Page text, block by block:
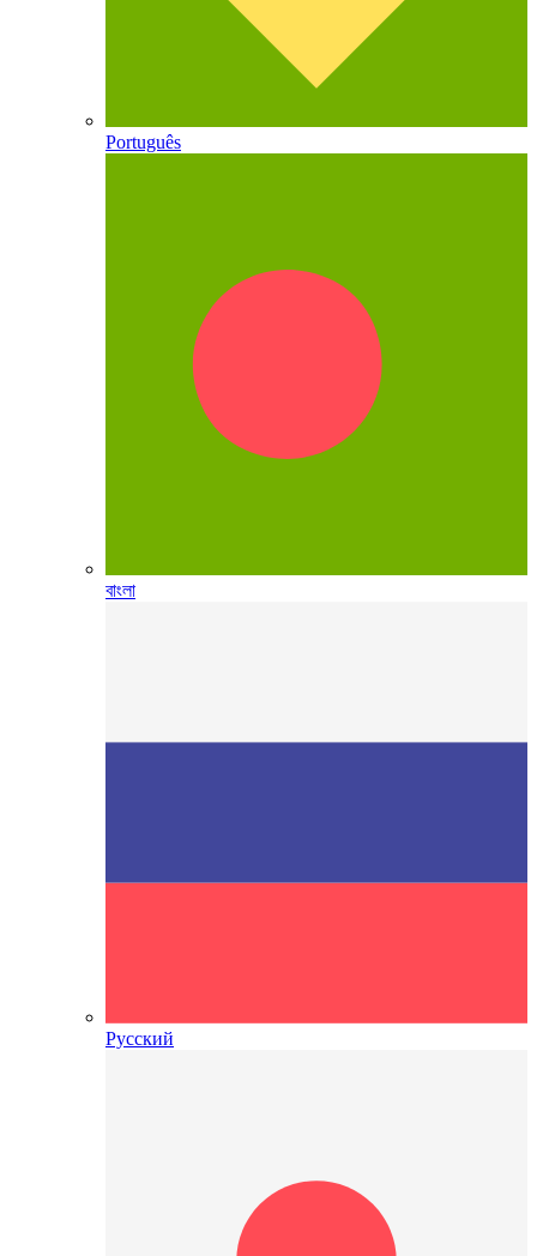
Português
বাংলা
Русский